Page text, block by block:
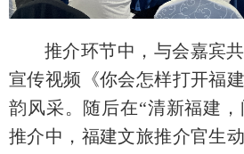
推介环节中，与会嘉宾
宣传视频《你会怎样打开福
韵风采。随后在“清新福建，
推介中，福建文旅推介官生